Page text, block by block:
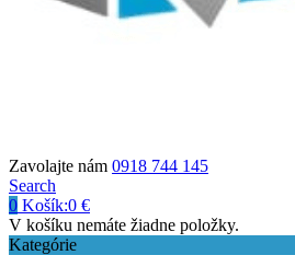
Zavolajte nám 0918 744 145
Search
0 Košík:0 €
V košíku nemáte žiadne položky.
Kategórie